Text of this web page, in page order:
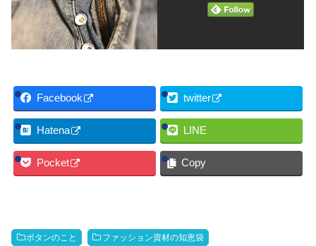
Facebook twitter
Hatena LINE
Pocket Copy
ボタンのこと
ファッション資材の知恵袋